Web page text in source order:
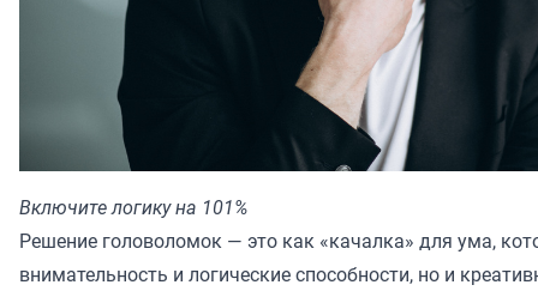
Включите логику на 101%
Решение головоломок — это как «качалка» для ума,
внимательность и логические способности, но и